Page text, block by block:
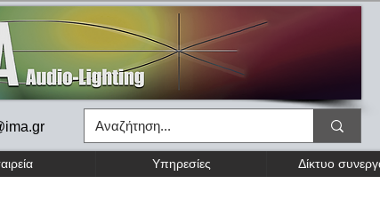
Υπηρεσίες Δίκτυο